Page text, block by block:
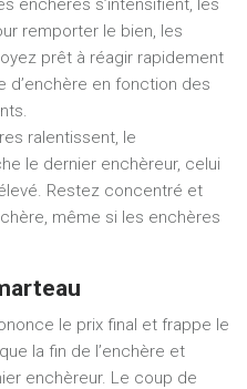
enchères s’intensifient, les
remporter le bien, les
prêt à réagir rapidement
d’enchère en fonction des
ralentissent, le
le dernier enchèreur, celui
Restez concentré et
même si les enchères
le prix final et frappe le
la fin de l’enchère et
enchèreur. Le coup de